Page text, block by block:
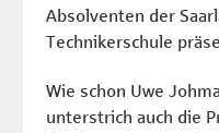
Absolventen der
Technikerschule
Wie schon Uwe
unterstrich auch die